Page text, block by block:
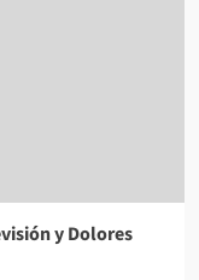
y Dolores